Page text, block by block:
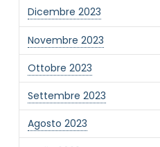
Dicembre 2023
Novembre 2023
Ottobre 2023
Settembre 2023
Agosto 2023